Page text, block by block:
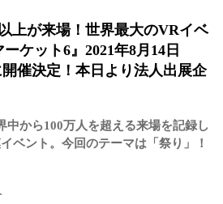
上が来場！世界最大のVRイベ
ケット6』2021年8月14日
催決定！本日より法人出展企
中から100万人を超える来場を記録し
ベント。今回のテーマは「祭り」！